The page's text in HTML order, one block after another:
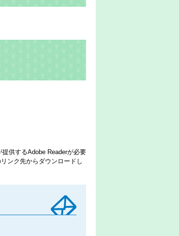
供するAdobe Readerが必要
ンク先からダウンロードし